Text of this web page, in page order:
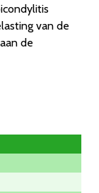
van de
de